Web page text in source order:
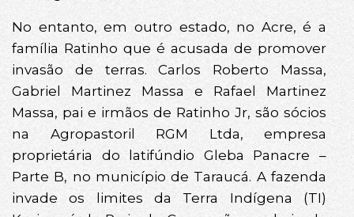
No entanto, em outro estado, no Acre, é a
família Ratinho que é acusada de promover
invasão de terras. Carlos Roberto Massa,
Gabriel Martinez Massa e Rafael Martinez
Massa, pai e irmãos de Ratinho Jr, são sócios
na Agropastoril RGM Ltda, empresa
proprietária do latifúndio Gleba Panacre –
Parte B, no município de Taraucá. A fazenda
invade os limites da Terra Indígena (TI)